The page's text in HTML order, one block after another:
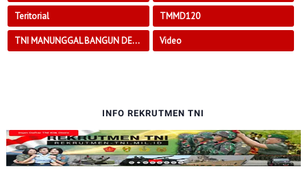
Teritorial TMMD120
TNI MANUNGGAL BANGUN DESA Video
INFO REKRUTMEN TNI